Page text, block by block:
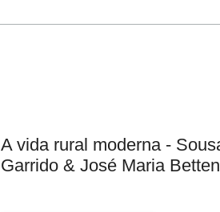
A vida rural moderna -
Garrido & José Maria